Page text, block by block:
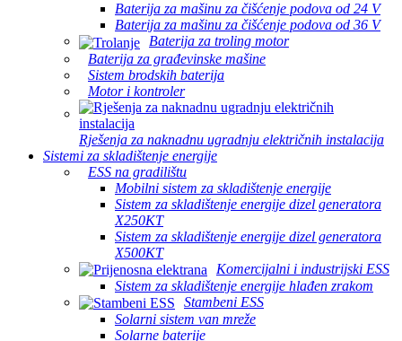
Baterija za mašinu za čišćenje podova od 24 V
Baterija za mašinu za čišćenje podova od 36 V
Baterija za troling motor
Baterija za građevinske mašine
Sistem brodskih baterija
Motor i kontroler
Rješenja za naknadnu ugradnju električnih instalacija
Sistemi za skladištenje energije
ESS na gradilištu
Mobilni sistem za skladištenje energije
Sistem za skladištenje energije dizel generatora
X250KT
Sistem za skladištenje energije dizel generatora
X500KT
Komercijalni i industrijski ESS
Sistem za skladištenje energije hlađen zrakom
Stambeni ESS
Solarni sistem van mreže
Solarne baterije